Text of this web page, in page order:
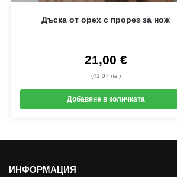
Дъска от орех с прорез за нож
21,00 €
(41,07 лв.)
Добавяне в количката
ИНФОРМАЦИЯ